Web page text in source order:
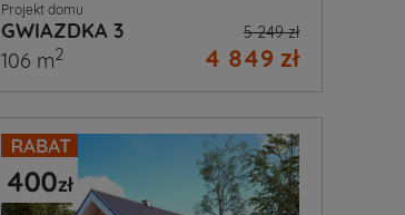
Projekt domu
GWIAZDKA 3 5 249 zł
4 849 zł
106 m2